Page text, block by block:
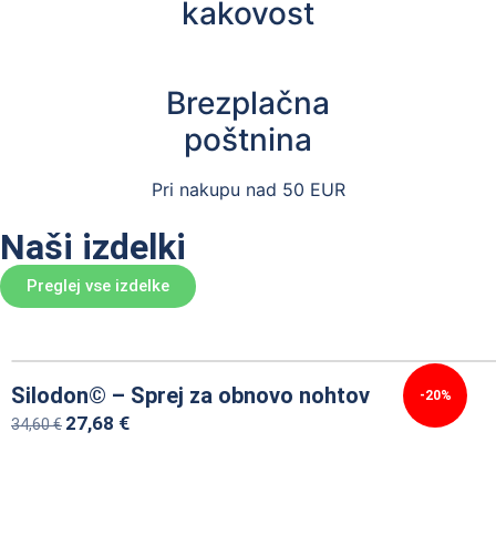
kakovost
Brezplačna
poštnina
Pri nakupu nad 50 EUR
Naši izdelki
Preglej vse izdelke
-20%
Silodon© – Sprej za obnovo nohtov
34,60€ 27,68 €